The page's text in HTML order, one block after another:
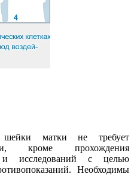
шейки матки не требует
кроме прохождения
и исследований с целью
Необходимы